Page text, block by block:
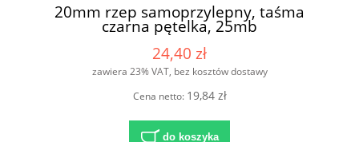
20mm rzep samoprzylepny, taśma
czarna pętelka, 25mb
24,40 zł
zawiera 23% VAT, bez kosztów dostawy
Cena netto: 19,84 zł
do koszyka